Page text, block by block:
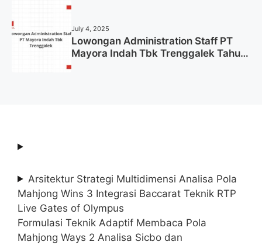
July 4, 2025
Lowongan Administration Staff PT
Mayora Indah Tbk Trenggalek Tahun
Arsitektur Strategi Multidimensi Analisa Pola
Mahjong Wins 3 Integrasi Baccarat Teknik RTP
Live Gates of Olympus
Formulasi Teknik Adaptif Membaca Pola
Mahjong Ways 2 Analisa Sicbo dan